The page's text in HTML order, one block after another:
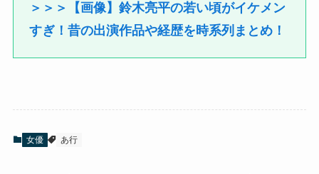
＞＞＞【画像】鈴木亮平の若い頃がイケメン
すぎ！昔の出演作品や経歴を時系列まとめ！
女優 あ行